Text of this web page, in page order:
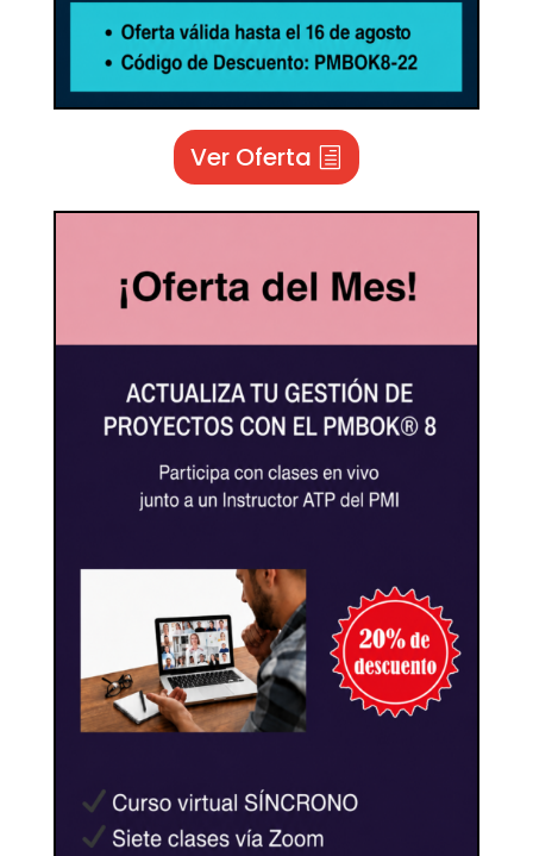
Ver Oferta